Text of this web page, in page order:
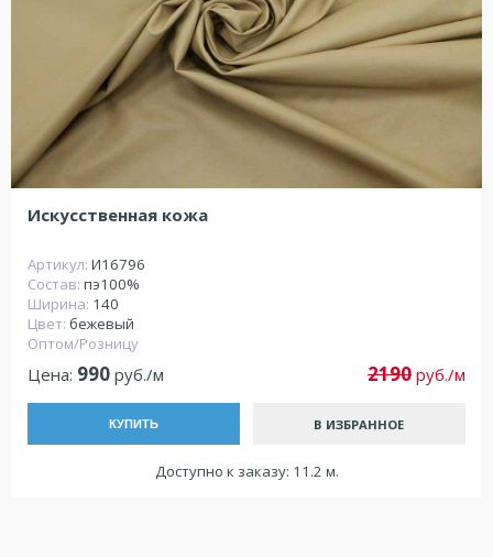
Искусственная кожа
Артикул: И16796
Состав: пэ100%
Ширина: 140
Цвет: бежевый
Оптом/Розницу
Цена: 990 руб./м 2190 руб./м
КУПИТЬ В ИЗБРАННОЕ
Доступно к заказу: 11.2 м.